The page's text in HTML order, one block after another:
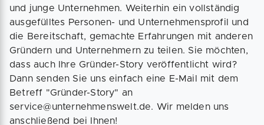
und junge Unternehmen. Weiterhin ein vollständig
ausgefülltes Personen- und Unternehmensprofil und
die Bereitschaft, gemachte Erfahrungen mit anderen
Gründern und Unternehmern zu teilen. Sie möchten,
dass auch Ihre Gründer-Story veröffentlicht wird?
Dann senden Sie uns einfach eine E-Mail mit dem
Betreff "Gründer-Story" an
service@unternehmenswelt.de. Wir melden uns
anschließend bei Ihnen!